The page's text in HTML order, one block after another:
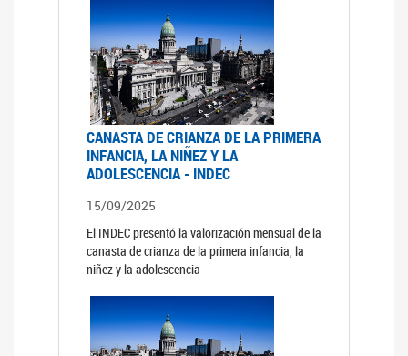
CANASTA DE CRIANZA DE LA PRIMERA
INFANCIA, LA NIÑEZ Y LA
ADOLESCENCIA - INDEC
15/09/2025
El INDEC presentó la valorización mensual de la
canasta de crianza de la primera infancia, la
niñez y la adolescencia